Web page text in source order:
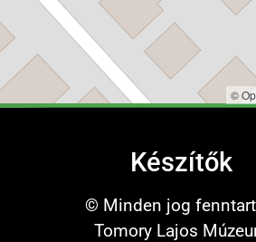
©
Készítők
© Minden jog
Tomory Lajos